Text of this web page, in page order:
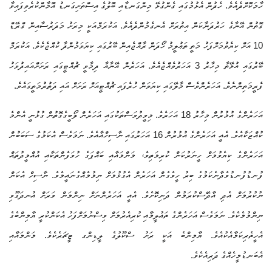
ހާމަކޮށްދެއެވެ. ހެދުން އެޅުމުގައި ގެންގުޅޭ މިންގަނޑާއި ބޮލުގެ އިސްތަށިގަނޑު އޮމާންކުރެވިފައިވާ
ގޮތުން އޭނާގެ ހަރުދަނާކަން އިތުރަށް އެނގެމުންދެއެވެ. އަކުރަމްއަކީ މިރަށު މަދަރުސާއިން ގްރޭޑް
10 އަށް ކިޔެވުމަށްފަހު މަތީ ތަޢުލީމު ހޯދަން ރާއްޖެއިން ބޭރުގައި ކިޔަވަމުންދާ ކުއްޖެކެވެ. އަކުރަމް
ބޭރުގައި އުޅޭތާ މިހާރު 3 އަހަރުވެއްޖެއެވެ. އަހަރެން އޭނާއާ ދިމާވީ ޗުއްޓީގައި ރަށަށްއައިދުވަހު
ފެރީމަތިންނެވެ. އަހަރެންވެސް މާލޭގައި ކިޔަވަން ހުރެފައި ޗުއްޓީއަށް ރަށަށް އައި ދަތުރުމަތީގައެވެ.
އަހަރެންގެ އުމުރުން މިހާރު 18 އަހަރެވެ. މިވީދުވަސްތަކުގައި އަހަރެން ލޯބީގެގޮތުން ގުޅުނީ އެންމެ
ކުއްޖަކާއެވެ. އެއީ އަހަރެންގެ އުމުރުން 16 އަހަރުގައި ނާސިހްއާއެވެ. ނަމަވެސް އެކަމުގެ ސަބަބުން
އަހަރެންގެ ކިޔެވުމަށް ހީނަރުކަން ކުރިމަތިވެ، މަންމައާއި ބައްޕަގެ ހުވަފެންތަކާއި އުއްމީދުތައް
ފުނޑުފުނޑުވެދާނެކަމުގެ ބިރު ހީވެގެން އަހަރެން އެގުޅުމަށް ނިމުމެއްގެނައީމެވެ. ނާސިހް އެކަން
ނުކުރުމަށް އެދި އާދޭސްކުރަމުން ދަނިކޮށެވެ. އެއީ އަހަރެންނަށް ނިންމަން ވަރަށް އުނދަގޫވި
ނިންމުމެކެވެ. ނަމަވެސް އަހަރެންގެ ތަޢުލީމާއި ކުރިއެރުމަށް ވިސްނުމަށްފަހު އެކަންކުރީ ޔާމިންބެގެ
އެހީތެރިކަމާއެކުއެވެ. ޔާމިންބެ އަކީ ރަށު ސްކޫލުގެ ލީޑިންގ ޓީޗަރެކެވެ. މަންމައާއި
އެބަނޑުމީހެއްގެ ދަރިއެކެވެ.